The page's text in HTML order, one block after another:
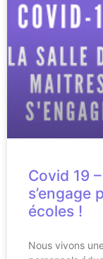
Covid 19
s’engage
écoles !
Nous vivons